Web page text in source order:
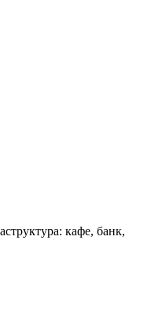
кафе, банк,